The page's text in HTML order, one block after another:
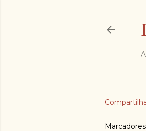
Marcadores